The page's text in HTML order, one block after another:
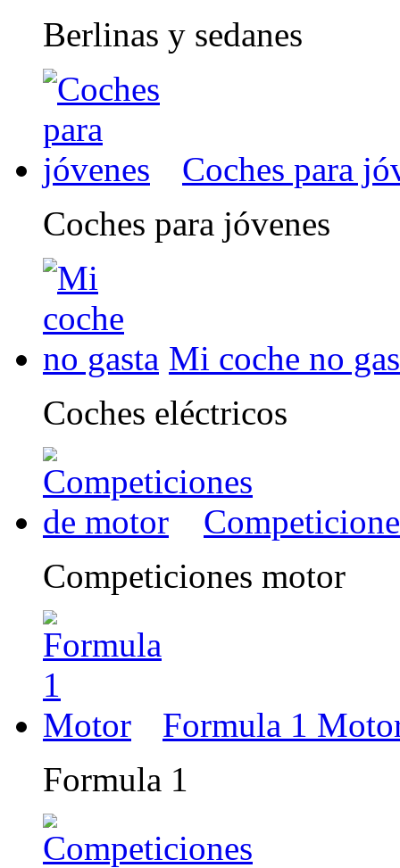
Berlinas y sedanes
Coches para
Coches para jóvenes
Mi coche no
Coches eléctricos
Competiciones motor
Formula 1
Formula 1